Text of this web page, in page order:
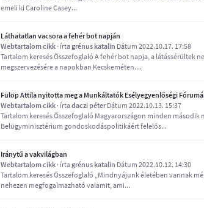
emeli ki Caroline Casey...
Láthatatlan vacsora a fehér bot napján
Webtartalom cikk · írtagrénus katalin Dátum 2022.10.17. 17:58
Tartalom keresés Összefoglaló A fehér bot napja, a
megszervezésére a napokban Kecskeméten....
Fülöp Attila nyitotta meg a Munkáltatók Esélyegyenlőségi
Webtartalom cikk · írtadaczi péter Dátum 2022.10.13. 15:37
Tartalom keresés Összefoglaló Magyarországon minden
Belügyminisztérium gondoskodáspolitikáért felelős...
Iránytű a vakvilágban
Webtartalom cikk · írtagrénus katalin Dátum 2022.10.12. 14:30
Tartalom keresés Összefoglaló „Mindnyájunk életében vannak
nehezen megfogalmazható valamit, ami...